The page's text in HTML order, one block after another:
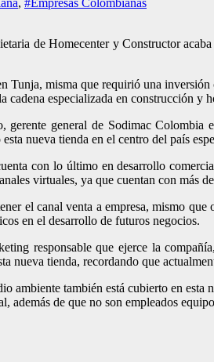
, #Empresas Colombianas
de Homecenter y Constructor
Tunja, misma que requirió una
cadena especializada en construcción y
general de Sodimac
nueva tienda en el centro del país
con lo último en desarrollo
virtuales, ya que cuentan con más
el canal venta a empresa, mismo
en el desarrollo de futuros negocios.
responsable que ejerce la
nueva tienda, recordando que
ambiente también está cubierto en
además de que no son empleados